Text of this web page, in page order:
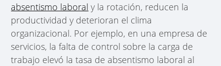
absentismo laboral y la rotación, reducen la
productividad y deterioran el clima
organizacional. Por ejemplo, en una empresa de
servicios, la falta de control sobre la carga de
trabajo elevó la tasa de absentismo laboral al